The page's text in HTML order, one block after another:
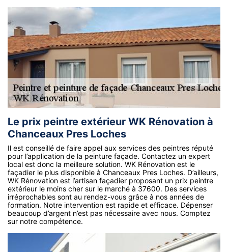
Le prix peintre extérieur WK Rénovation à
Chanceaux Pres Loches
Il est conseillé de faire appel aux services des peintres réputé
pour l’application de la peinture façade. Contactez un expert
local est donc la meilleure solution. WK Rénovation est le
façadier le plus disponible à Chanceaux Pres Loches. D’ailleurs,
WK Rénovation est l’artisan façadier proposant un prix peintre
extérieur le moins cher sur le marché à 37600. Des services
irréprochables sont au rendez-vous grâce à nos années de
formation. Notre intervention est rapide et efficace. Dépenser
beaucoup d’argent n’est pas nécessaire avec nous. Comptez
sur notre compétence.